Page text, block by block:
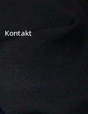
Kontakt